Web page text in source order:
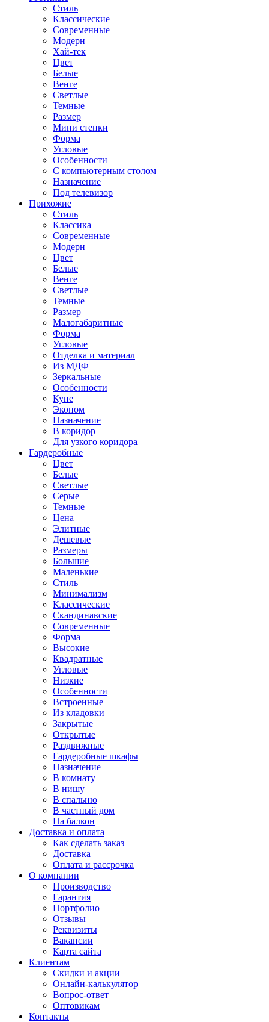
Стиль
Классические
Современные
Модерн
Хай-тек
Цвет
Белые
Венге
Светлые
Темные
Размер
Мини стенки
Форма
Угловые
Особенности
С компьютерным столом
Назначение
Под телевизор
Прихожие
Стиль
Классика
Современные
Модерн
Цвет
Белые
Венге
Светлые
Темные
Размер
Малогабаритные
Форма
Угловые
Отделка и материал
Из МДФ
Зеркальные
Особенности
Купе
Эконом
Назначение
В коридор
Для узкого коридора
Гардеробные
Цвет
Белые
Светлые
Серые
Темные
Цена
Элитные
Дешевые
Размеры
Большие
Маленькие
Стиль
Минимализм
Классические
Скандинавские
Современные
Форма
Высокие
Квадратные
Угловые
Низкие
Особенности
Встроенные
Из кладовки
Закрытые
Открытые
Раздвижные
Гардеробные шкафы
Назначение
В комнату
В нишу
В спальню
В частный дом
На балкон
Доставка и оплата
Как сделать заказ
Доставка
Оплата и рассрочка
О компании
Производство
Гарантия
Портфолио
Отзывы
Реквизиты
Вакансии
Карта сайта
Клиентам
Скидки и акции
Онлайн-калькулятор
Вопрос-ответ
Оптовикам
Контакты